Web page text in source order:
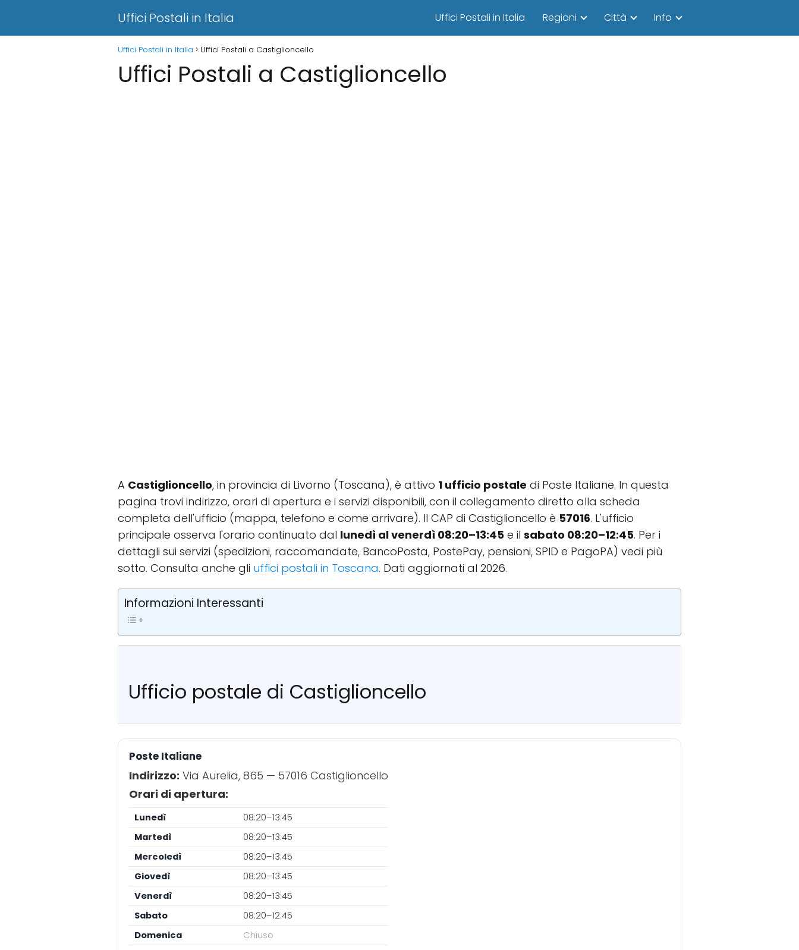
Uffici Postali in Italia Uffici Postali in Italia Regioni Città Info
Uffici Postali in Italia Uffici Postali a Castiglioncello
Uffici Postali a Castiglioncello
A Castiglioncello, in provincia di Livorno (Toscana), è attivo 1 ufficio postale di Poste Italiane. In questa
pagina trovi indirizzo, orari di apertura e i servizi disponibili, con il collegamento diretto alla scheda
completa dell'ufficio (mappa, telefono e come arrivare). Il CAP di Castiglioncello è 57016. L'ufficio
principale osserva l'orario continuato dal lunedì al venerdì 08:20–13:45 e il sabato 08:20–12:45. Per i
dettagli sui servizi (spedizioni, raccomandate, BancoPosta, PostePay, pensioni, SPID e PagoPA) vedi più
sotto. Consulta anche gli uffici postali in Toscana. Dati aggiornati al 2026.
Informazioni Interessanti
Ufficio postale di Castiglioncello
Poste Italiane
Indirizzo: Via Aurelia, 865 — 57016 Castiglioncello
Orari di apertura:
Lunedì
08:20–13:45
Martedì
08:20–13:45
Mercoledì
08:20–13:45
Giovedì
08:20–13:45
Venerdì
08:20–13:45
Sabato
08:20–12:45
Domenica
Chiuso